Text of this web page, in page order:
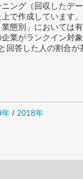
ング（回収したデ
で作成しています。
態別」においては
業がランクイン対象
答した人の割合が
年 / 2018年